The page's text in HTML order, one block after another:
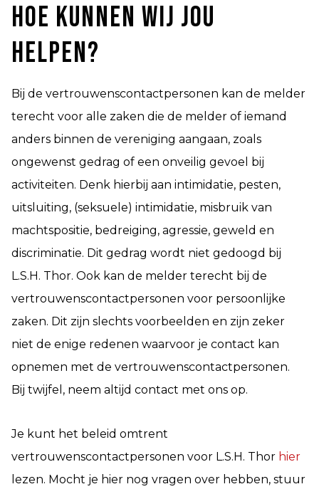
Hoe kunnen wij jou
helpen?
Bij de vertrouwenscontactpersonen kan de melder
terecht voor alle zaken die de melder of iemand
anders binnen de vereniging aangaan, zoals
ongewenst gedrag of een onveilig gevoel bij
activiteiten. Denk hierbij aan intimidatie, pesten,
uitsluiting, (seksuele) intimidatie, misbruik van
machtspositie, bedreiging, agressie, geweld en
discriminatie. Dit gedrag wordt niet gedoogd bij
L.S.H. Thor. Ook kan de melder terecht bij de
vertrouwenscontactpersonen voor persoonlijke
zaken. Dit zijn slechts voorbeelden en zijn zeker
niet de enige redenen waarvoor je contact kan
opnemen met de vertrouwenscontactpersonen.
Bij twijfel, neem altijd contact met ons op.
Je kunt het beleid omtrent
vertrouwenscontactpersonen voor L.S.H. Thor hier
lezen. Mocht je hier nog vragen over hebben, stuur